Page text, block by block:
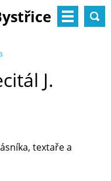
J.
textaře a